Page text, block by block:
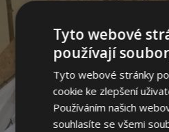
Tyto webové
používají
Tyto webové stránky
cookie ke zlepšení
Používáním našich
souhlasíte se všemi